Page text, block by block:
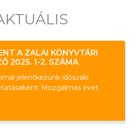
A ZALAI KÖNYVTÁRI
2025. 1-2. SZÁMA
jelentkezünk időszaki
Mozgalmas évet